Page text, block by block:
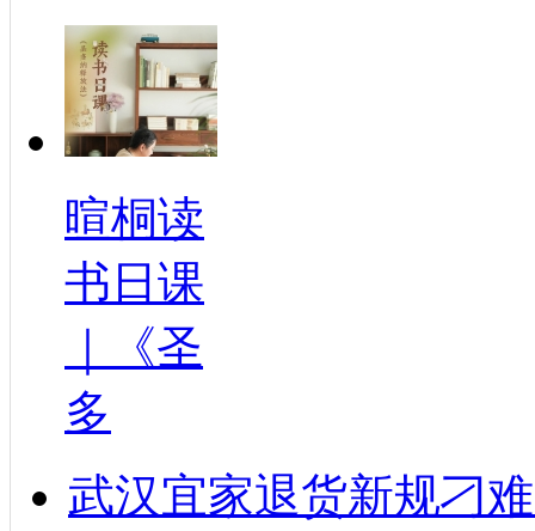
暄桐读
书日课
｜《圣
多
武汉宜家退货新规刁